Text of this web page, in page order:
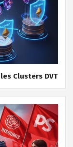
Clusters DVT